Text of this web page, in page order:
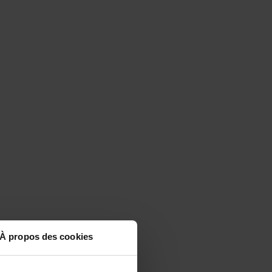
À propos des cookies